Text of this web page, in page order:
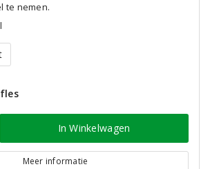
te nemen.
In Winkelwagen
Meer informatie